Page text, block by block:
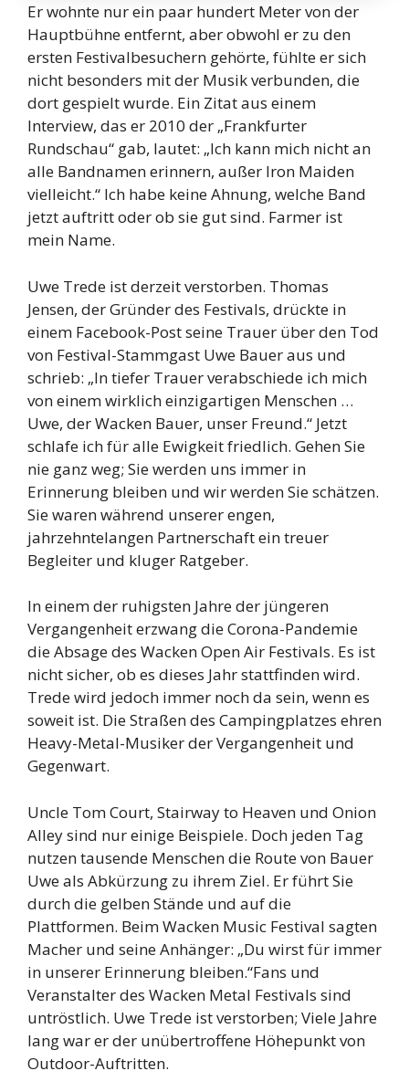
Er wohnte nur ein paar hundert Meter von der
Hauptbühne entfernt, aber obwohl er zu den
ersten Festivalbesuchern gehörte, fühlte er sich
nicht besonders mit der Musik verbunden, die
dort gespielt wurde. Ein Zitat aus einem
Interview, das er 2010 der „Frankfurter
Rundschau“ gab, lautet: „Ich kann mich nicht an
alle Bandnamen erinnern, außer Iron Maiden
vielleicht.“ Ich habe keine Ahnung, welche Band
jetzt auftritt oder ob sie gut sind. Farmer ist
mein Name.
Uwe Trede ist derzeit verstorben. Thomas
Jensen, der Gründer des Festivals, drückte in
einem Facebook-Post seine Trauer über den Tod
von Festival-Stammgast Uwe Bauer aus und
schrieb: „In tiefer Trauer verabschiede ich mich
von einem wirklich einzigartigen Menschen …
Uwe, der Wacken Bauer, unser Freund.“ Jetzt
schlafe ich für alle Ewigkeit friedlich. Gehen Sie
nie ganz weg; Sie werden uns immer in
Erinnerung bleiben und wir werden Sie schätzen.
Sie waren während unserer engen,
jahrzehntelangen Partnerschaft ein treuer
Begleiter und kluger Ratgeber.
In einem der ruhigsten Jahre der jüngeren
Vergangenheit erzwang die Corona-Pandemie
die Absage des Wacken Open Air Festivals. Es ist
nicht sicher, ob es dieses Jahr stattfinden wird.
Trede wird jedoch immer noch da sein, wenn es
soweit ist. Die Straßen des Campingplatzes ehren
Heavy-Metal-Musiker der Vergangenheit und
Gegenwart.
Uncle Tom Court, Stairway to Heaven und Onion
Alley sind nur einige Beispiele. Doch jeden Tag
nutzen tausende Menschen die Route von Bauer
Uwe als Abkürzung zu ihrem Ziel. Er führt Sie
durch die gelben Stände und auf die
Plattformen. Beim Wacken Music Festival sagten
Macher und seine Anhänger: „Du wirst für immer
in unserer Erinnerung bleiben.“Fans und
Veranstalter des Wacken Metal Festivals sind
untröstlich. Uwe Trede ist verstorben; Viele Jahre
lang war er der unübertroffene Höhepunkt von
Outdoor-Auftritten.